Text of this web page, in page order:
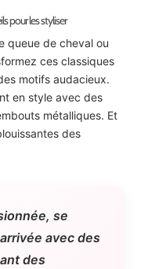
pour les styliser
queue de cheval ou
ces classiques
motifs audacieux.
en style avec des
métalliques. Et
des
se
avec des
des